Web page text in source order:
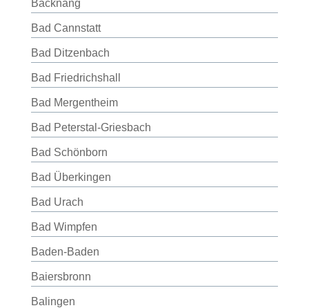
Backnang
Bad Cannstatt
Bad Ditzenbach
Bad Friedrichshall
Bad Mergentheim
Bad Peterstal-Griesbach
Bad Schönborn
Bad Überkingen
Bad Urach
Bad Wimpfen
Baden-Baden
Baiersbronn
Balingen